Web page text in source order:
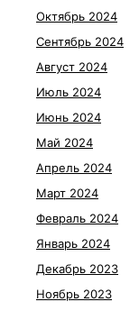
Октябрь 2024
Сентябрь 2024
Август 2024
Июль 2024
Июнь 2024
Май 2024
Апрель 2024
Март 2024
Февраль 2024
Январь 2024
Декабрь 2023
Ноябрь 2023